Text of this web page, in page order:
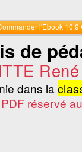
l'Ebook 10.9
de
René
dans la
réservé